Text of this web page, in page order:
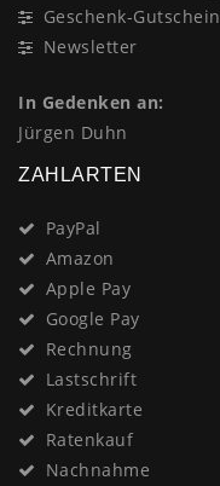
Geschenk-Gutschein
Newsletter
In Gedenken an:
Jürgen Duhn
ZAHLARTEN
PayPal
Amazon
Apple Pay
Google Pay
Rechnung
Lastschrift
Kreditkarte
Ratenkauf
Nachnahme